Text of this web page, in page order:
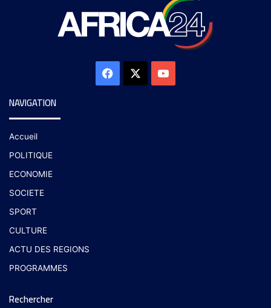
NAVIGATION
Accueil
POLITIQUE
ECONOMIE
SOCIETE
SPORT
CULTURE
ACTU DES REGIONS
PROGRAMMES
Rechercher